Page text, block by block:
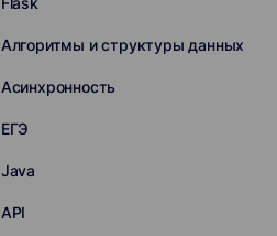
Алгоритмы и структуры данных
Асинхронность
ЕГЭ
Java
API